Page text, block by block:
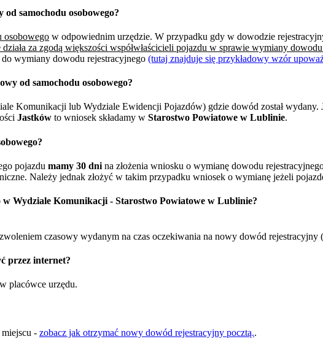
samochodu osobowego?
osobowego w odpowiednim urzędzie. W przypadku gdy w dowodzie
za zgodą większości współwłaścicieli pojazdu w sprawie wymiany
do wymiany dowodu rejestracyjnego (tutaj znajduje się przykładowy wzór
od samochodu osobowego?
Komunikacji lub Wydziale Ewidencji Pojazdów) gdzie dowód został
Jastków to wniosek składamy w Starostwo Powiatowe w Lublinie.
pojazdu mamy 30 dni na złożenia wniosku o wymianę dowodu
Należy jednak złożyć w takim przypadku wniosek o wymianę jeżeli
Wydziale Komunikacji - Starostwo Powiatowe w Lublinie?
czasowy wydanym na czas oczekiwania na nowy dowód rejestracyjny
przez internet?
placówce urzędu.
- zobacz jak otrzymać nowy dowód rejestracyjny pocztą..